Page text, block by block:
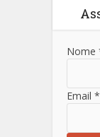
Nome
Email *